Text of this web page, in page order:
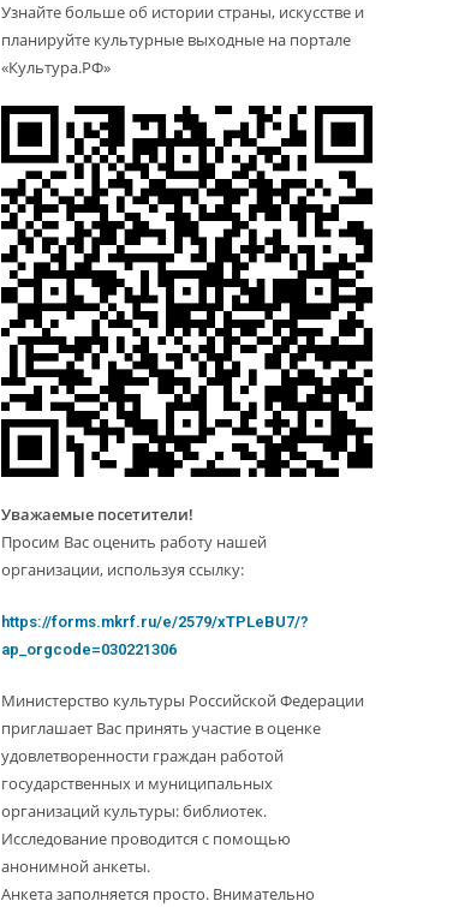
Узнайте больше об истории страны, искусстве и
планируйте культурные выходные на портале
«Культура.РФ»
Уважаемые посетители!
Просим Вас оценить работу нашей
организации, используя ссылку:
https://forms.mkrf.ru/e/2579/xTPLeBU7/?
ap_orgcode=030221306
Министерство культуры Российской Федерации
приглашает Вас принять участие в оценке
удовлетворенности граждан работой
государственных и муниципальных
организаций культуры: библиотек.
Исследование проводится с помощью
анонимной анкеты.
Анкета заполняется просто. Внимательно